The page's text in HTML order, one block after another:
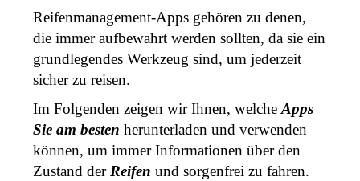
Reifenmanagement-Apps gehören zu denen,
die immer aufbewahrt werden sollten, da sie ein
grundlegendes Werkzeug sind, um jederzeit
sicher zu reisen.
Im Folgenden zeigen wir Ihnen, welche Apps
Sie am besten herunterladen und verwenden
können, um immer Informationen über den
Zustand der Reifen und sorgenfrei zu fahren.